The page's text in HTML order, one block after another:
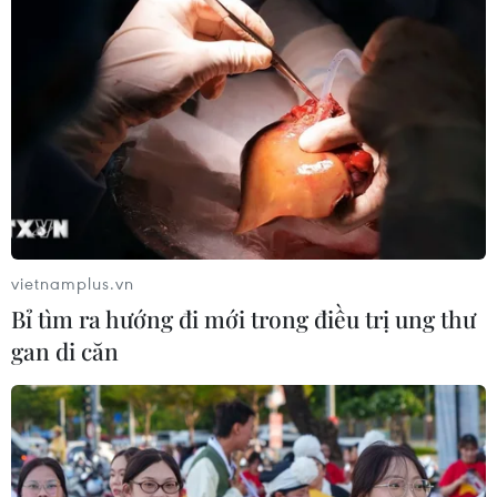
Theo dõi VietnamPlus
TIN LIÊN QUAN
vietnamplus.vn
Bỉ tìm ra hướng đi mới trong điều trị ung thư
gan di căn